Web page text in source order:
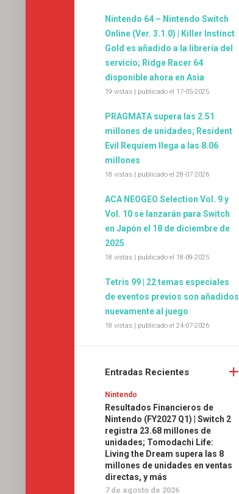
Nintendo 64 – Nintendo Switch
Online (Ver. 3.1.0) | Killer Instinct
Gold es añadido a la librería del
servicio; Ridge Racer 64
disponible ahora en Asia
19 vistas | publicado el 17-05-2025
PRAGMATA supera las 2.51
millones de unidades; Resident
Evil Requiem llega a las 8.06
millones
18 vistas | publicado el 28-07-2026
ACA NEOGEO Selection Vol. 9 y
Vol. 10 se lanzarán para Switch
en Japón el 18 de diciembre de
2025
18 vistas | publicado el 18-09-2025
Tetris 99 | 22 temas especiales
de eventos previos son añadidos
nuevamente al juego
18 vistas | publicado el 24-07-2026
Entradas Recientes
Nintendo
Resultados Financieros de
Nintendo (FY2027 Q1) | Switch 2
registra 23.68 millones de
unidades; Tomodachi Life:
Living the Dream supera las 8
millones de unidades en ventas
directas, y más
7 de agosto de 2026